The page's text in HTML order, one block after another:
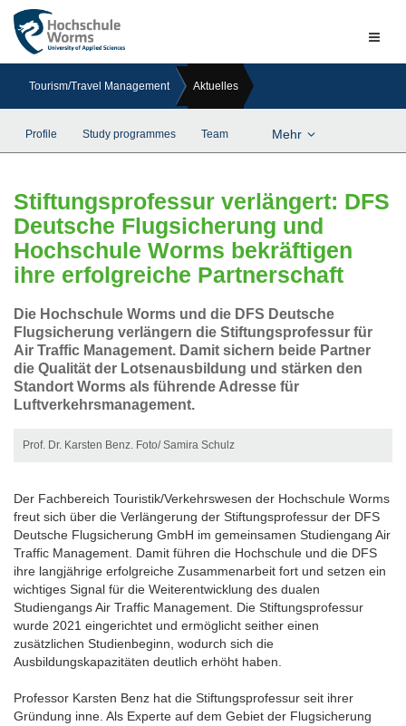
Tourism/Travel Management Aktuelles
Profile Study programmes Team Mehr
Stiftungsprofessur verlängert: DFS
Deutsche Flugsicherung und
Hochschule Worms bekräftigen
ihre erfolgreiche Partnerschaft
Die Hochschule Worms und die DFS Deutsche
Flugsicherung verlängern die Stiftungsprofessur für
Air Traffic Management. Damit sichern beide Partner
die Qualität der Lotsenausbildung und stärken den
Standort Worms als führende Adresse für
Luftverkehrsmanagement.
Prof. Dr. Karsten Benz. Foto/ Samira Schulz
Der Fachbereich Touristik/Verkehrswesen der Hochschule Worms
freut sich über die Verlängerung der Stiftungsprofessur der DFS
Deutsche Flugsicherung GmbH im gemeinsamen Studiengang Air
Traffic Management. Damit führen die Hochschule und die DFS
ihre langjährige erfolgreiche Zusammenarbeit fort und setzen ein
wichtiges Signal für die Weiterentwicklung des dualen
Studiengangs Air Traffic Management. Die Stiftungsprofessur
wurde 2021 eingerichtet und ermöglicht seither einen
zusätzlichen Studienbeginn, wodurch sich die
Ausbildungskapazitäten deutlich erhöht haben.
Professor Karsten Benz hat die Stiftungsprofessur seit ihrer
Gründung inne. Als Experte auf dem Gebiet der Flugsicherung